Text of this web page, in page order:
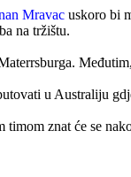
Mravac uskoro bi
na tržištu.
u Australiju
znat će se